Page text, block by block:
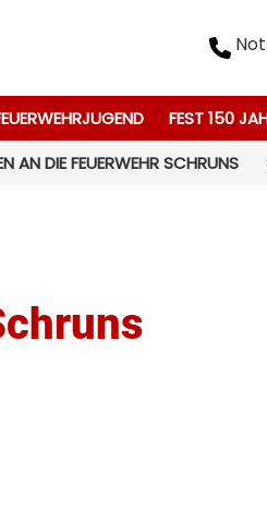
FEST 150
AN DIE FEUERWEHR SCHRUNS